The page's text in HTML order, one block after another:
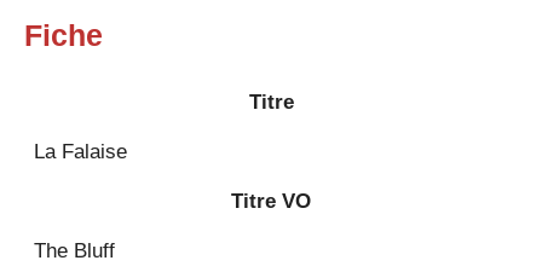
Fiche
Titre
La Falaise
Titre VO
The Bluff